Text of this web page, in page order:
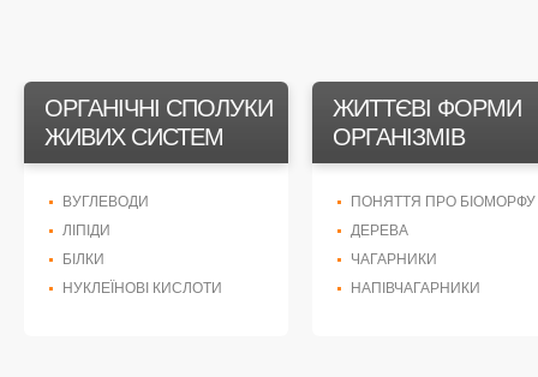
ОРГАНІЧНІ СПОЛУКИ
ЖИВИХ СИСТЕМ
ВУГЛЕВОДИ
ЛІПІДИ
БІЛКИ
НУКЛЕЇНОВІ КИСЛОТИ
ЖИТТЄВІ ФОРМИ
ОРГАНІЗМІВ
ПОНЯТТЯ ПРО БІОМОРФУ
ДЕРЕВА
ЧАГАРНИКИ
НАПІВЧАГАРНИКИ